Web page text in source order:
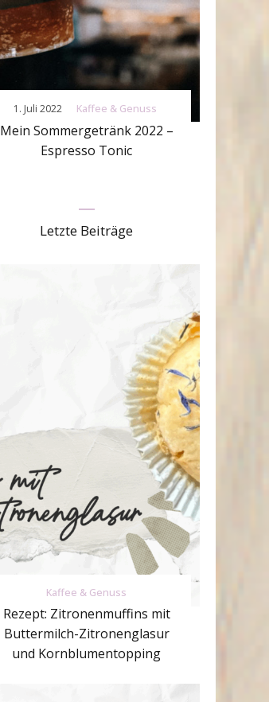
Kaffee & Genuss
Mein Sommergetränk 2022 –
Espresso Tonic
1. Juli 2022
Letzte Beiträge
Kaffee & Genuss
Rezept: Zitronenmuffins mit
Buttermilch-Zitronenglasur
und Kornblumentopping